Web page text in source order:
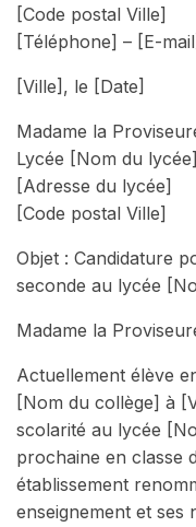
[Code postal Ville]
[Téléphone] – [E-
[Ville], le [Date]
Madame la
Lycée [Nom du lycée]
[Adresse du lycée]
[Code postal Ville]
Objet : Candidature
seconde au lycée
Madame la
Actuellement élève
[Nom du collège] à
scolarité au lycée
prochaine en classe
établissement
enseignement et ses